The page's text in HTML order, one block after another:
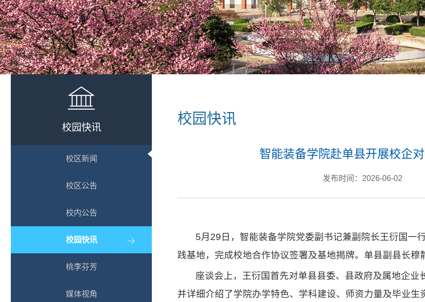
校园快讯
校区新闻
校区公告
校内公告
校园快讯
桃李芬芳
媒体视角
校园快讯
智能装备学院赴单县开展校企
发布时间：2026-06-02
5月29日，智能装备学院党委副书记兼副院长王衍国一
践基地，完成校地合作协议签署及基地揭牌。单县副县长穆
座谈会上，王衍国首先对单县县委、县政府及属地企业
并详细介绍了学院办学特色、学科建设、师资力量及毕业